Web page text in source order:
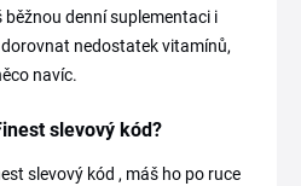
denní suplementaci i
nedostatek vitamínů,
navíc.
slevový kód?
slevový kód , máš ho po ruce